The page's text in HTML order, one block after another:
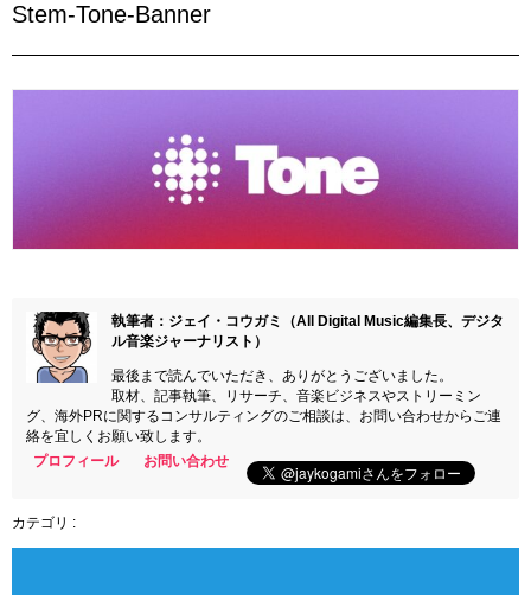
Stem-Tone-Banner
執筆者：ジェイ・コウガミ（All Digital Music編集長、デジタ
ル音楽ジャーナリスト）
最後まで読んでいただき、ありがとうございました。
取材、記事執筆、リサーチ、音楽ビジネスやストリーミン
グ、海外PRに関するコンサルティングのご相談は、お問い合わせからご連
絡を宜しくお願い致します。
プロフィール
お問い合わせ
カテゴリ :